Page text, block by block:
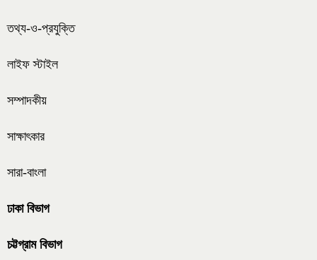
তথ্য-ও-প্রযুক্তি
লাইফ স্টাইল
সম্পাদকীয়
সাক্ষাৎকার
সারা-বাংলা
ঢাকা বিভাগ
চট্টগ্রাম বিভাগ